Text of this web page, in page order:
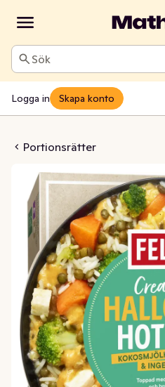
Sök
Logga in Skapa konto
Portionsrätter
Hotpot Fryst